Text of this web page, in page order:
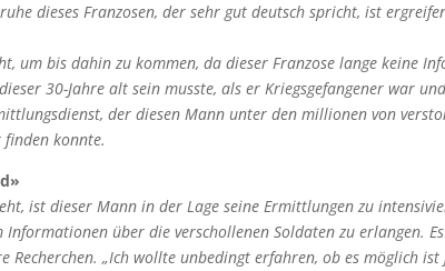
dieses Franzosen, der sehr gut deutsch spricht, ist
um bis dahin zu kommen, da dieser Franzose lange keine
30-Jahre alt sein musste, als er Kriegsgefangener war
der diesen Mann unter den millionen von
konnte.
ist dieser Mann in der Lage seine Ermittlungen zu
über die verschollenen Soldaten zu erlangen. Es
Recherchen. „Ich wollte unbedingt erfahren, ob es möglich